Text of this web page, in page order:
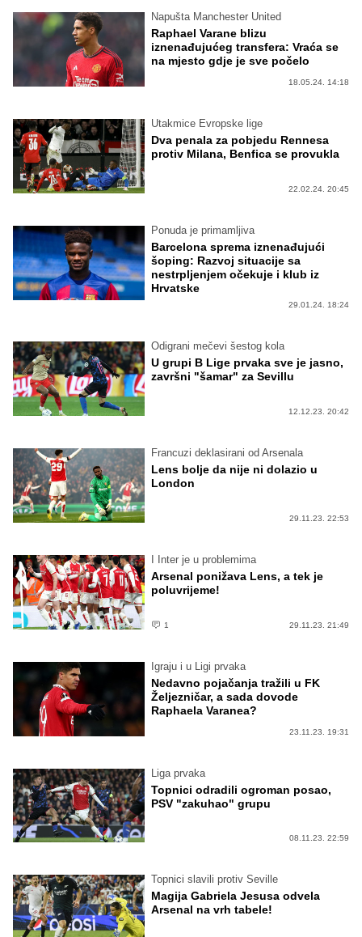
Napušta Manchester United
Raphael Varane blizu
iznenađujućeg transfera: Vraća se
na mjesto gdje je sve počelo
18.05.24. 14:18
Utakmice Evropske lige
Dva penala za pobjedu Rennesa
protiv Milana, Benfica se provukla
22.02.24. 20:45
Ponuda je primamljiva
Barcelona sprema iznenađujući
šoping: Razvoj situacije sa
nestrpljenjem očekuje i klub iz
Hrvatske
29.01.24. 18:24
Odigrani mečevi šestog kola
U grupi B Lige prvaka sve je jasno,
završni "šamar" za Sevillu
12.12.23. 20:42
Francuzi deklasirani od Arsenala
Lens bolje da nije ni dolazio u
London
29.11.23. 22:53
I Inter je u problemima
Arsenal ponižava Lens, a tek je
poluvrijeme!
1 29.11.23. 21:49
Igraju i u Ligi prvaka
Nedavno pojačanja tražili u FK
Željezničar, a sada dovode
Raphaela Varanea?
23.11.23. 19:31
Liga prvaka
Topnici odradili ogroman posao,
PSV "zakuhao" grupu
08.11.23. 22:59
Topnici slavili protiv Seville
Magija Gabriela Jesusa odvela
Arsenal na vrh tabele!